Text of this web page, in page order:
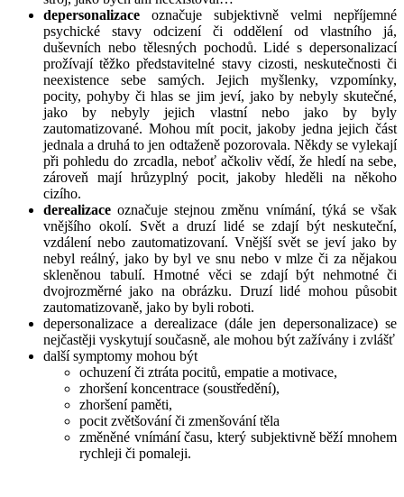
depersonalizace označuje subjektivně velmi nepříjemné
psychické stavy odcizení či oddělení od vlastního já,
duševních nebo tělesných pochodů. Lidé s depersonalizací
prožívají těžko představitelné stavy cizosti, neskutečnosti či
neexistence sebe samých. Jejich myšlenky, vzpomínky,
pocity, pohyby či hlas se jim jeví, jako by nebyly skutečné,
jako by nebyly jejich vlastní nebo jako by byly
zautomatizované. Mohou mít pocit, jakoby jedna jejich část
jednala a druhá to jen odtaženě pozorovala. Někdy se vylekají
při pohledu do zrcadla, neboť ačkoliv vědí, že hledí na sebe,
zároveň mají hrůzyplný pocit, jakoby hleděli na někoho
cizího.
derealizace označuje stejnou změnu vnímání, týká se však
vnějšího okolí. Svět a druzí lidé se zdají být neskuteční,
vzdálení nebo zautomatizovaní. Vnější svět se jeví jako by
nebyl reálný, jako by byl ve snu nebo v mlze či za nějakou
skleněnou tabulí. Hmotné věci se zdají být nehmotné či
dvojrozměrné jako na obrázku. Druzí lidé mohou působit
zautomatizovaně, jako by byli roboti.
depersonalizace a derealizace (dále jen depersonalizace) se
nejčastěji vyskytují současně, ale mohou být zažívány i zvlášť
další symptomy mohou být
ochuzení či ztráta pocitů, empatie a motivace,
zhoršení koncentrace (soustředění),
zhoršení paměti,
pocit zvětšování či zmenšování těla
změněné vnímání času, který subjektivně běží mnohem
rychleji či pomaleji.